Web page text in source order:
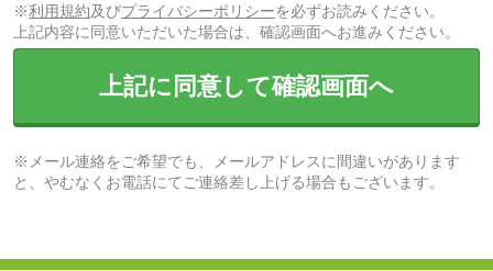
※利用規約及びプライバシーポリシーを必ずお読みください。
上記内容に同意いただいた場合は、確認画面へお進みください。
上記に同意して確認画面へ
※メール連絡をご希望でも、メールアドレスに間違いがあります
と、やむなくお電話にてご連絡差し上げる場合もございます。